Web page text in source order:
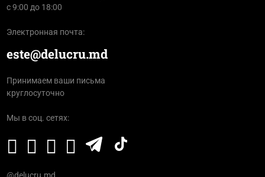
с 9:00 до 18:00
Электронная почта:
este@delucru.md
Принимаем ваши письма
круглосуточно
Мы в соц. сетях:
@delucru.md